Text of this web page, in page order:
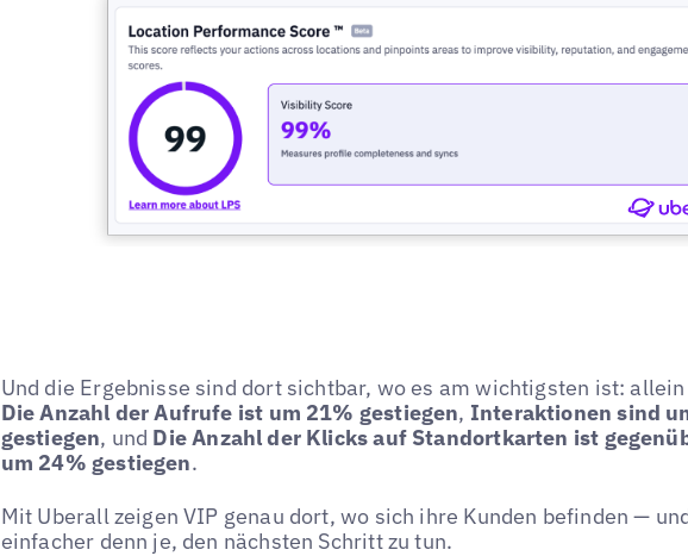
Und die Ergebnisse sind dort sichtbar, wo es am wichtigsten ist:
Die Anzahl der Aufrufe ist um 21% gestiegen, Interaktionen sind
gestiegen, und Die Anzahl der Klicks auf Standortkarten ist
um 24% gestiegen.
Mit Uberall zeigen VIP genau dort, wo sich ihre Kunden befinden —
einfacher denn je, den nächsten Schritt zu tun.